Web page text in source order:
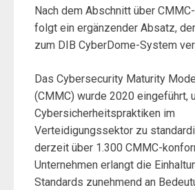
Nach dem Abschnitt über
folgt ein ergänzender Absatz,
zum DIB CyberDome-System
Das Cybersecurity Maturity
(CMMC) wurde 2020 eingeführt,
Cybersicherheitspraktiken im
Verteidigungssektor zu
derzeit über 1.300 CMMC-
Unternehmen erlangt die
Standards zunehmend an